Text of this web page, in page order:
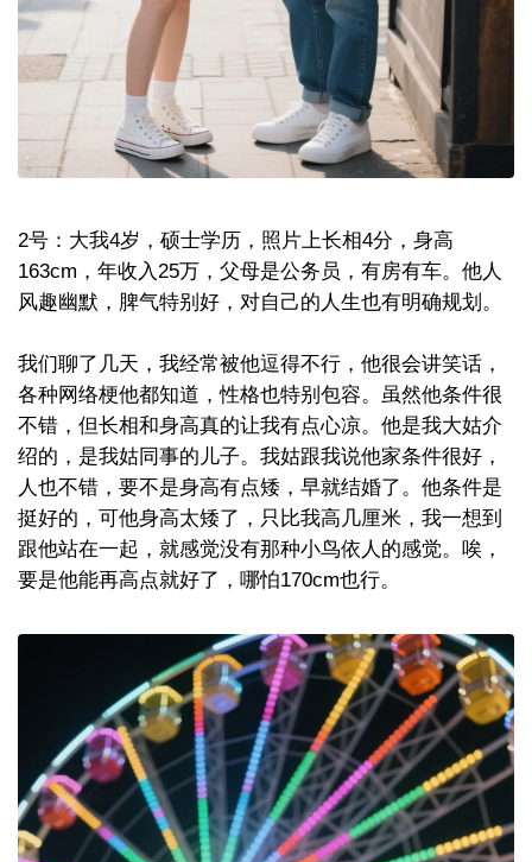
2号：大我4岁，硕士学历，照片上长相4分，身高
163cm，年收入25万，父母是公务员，有房有车。他人
风趣幽默，脾气特别好，对自己的人生也有明确规划。
我们聊了几天，我经常被他逗得不行，他很会讲笑话，
各种网络梗他都知道，性格也特别包容。虽然他条件很
不错，但长相和身高真的让我有点心凉。他是我大姑介
绍的，是我姑同事的儿子。我姑跟我说他家条件很好，
人也不错，要不是身高有点矮，早就结婚了。他条件是
挺好的，可他身高太矮了，只比我高几厘米，我一想到
跟他站在一起，就感觉没有那种小鸟依人的感觉。唉，
要是他能再高点就好了，哪怕170cm也行。